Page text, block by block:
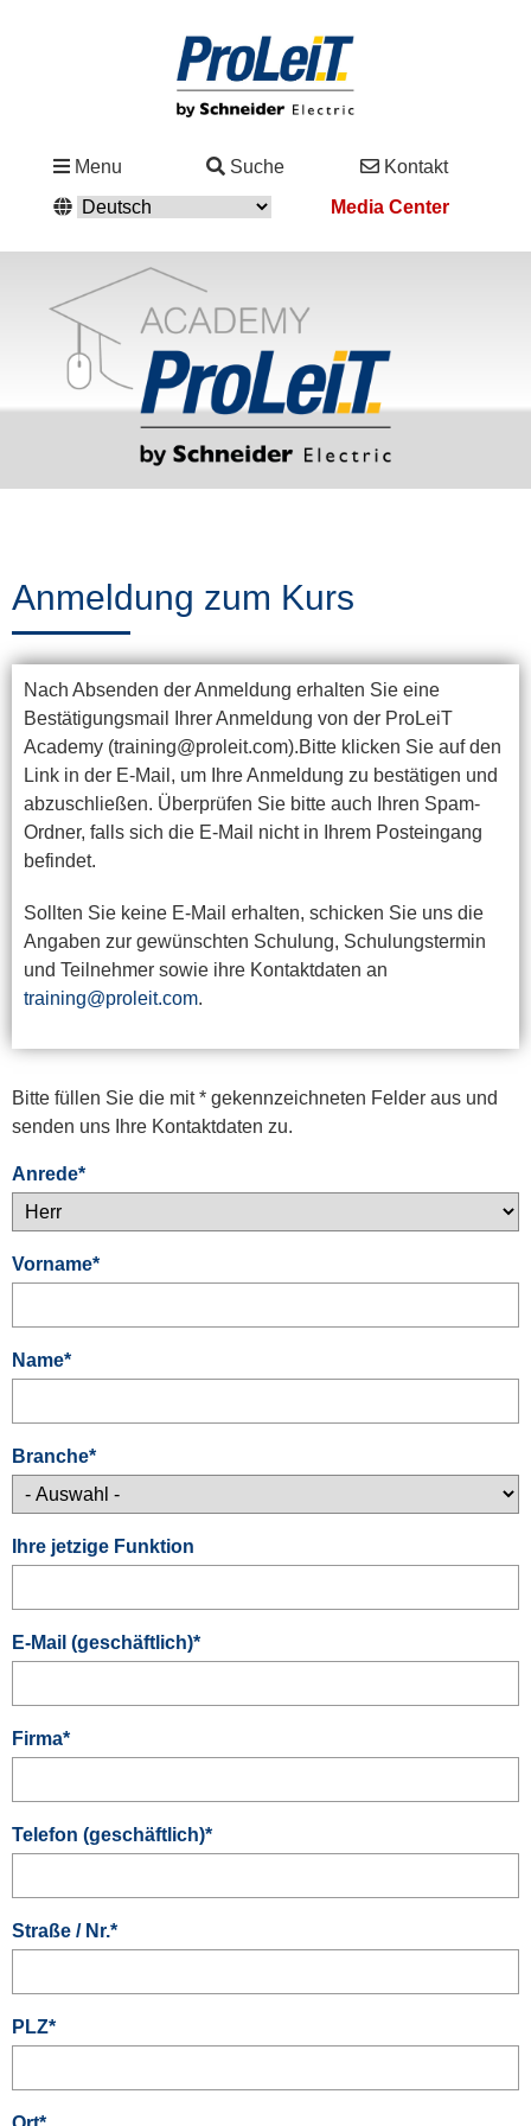
Menu Suche
Kontakt
Media Center
Lösungen
Service
Support
Academy
News
&
Events
Partner
Über
ProLeiT
Anmeldung zum Kurs
Nach Absenden der Anmeldung erhalten Sie eine
Bestätigungsmail Ihrer Anmeldung von der ProLeiT
Academy (training@proleit.com).Bitte klicken Sie auf den
Link in der E-Mail, um Ihre Anmeldung zu bestätigen und
abzuschließen. Überprüfen Sie bitte auch Ihren Spam-
Ordner, falls sich die E-Mail nicht in Ihrem Posteingang
befindet.
Sollten Sie keine E-Mail erhalten, schicken Sie uns die
Angaben zur gewünschten Schulung, Schulungstermin
und Teilnehmer sowie ihre Kontaktdaten an
training@proleit.com.
Bitte füllen Sie die mit * gekennzeichneten Felder aus und
senden uns Ihre Kontaktdaten zu.
Anrede*
Vorname*
Name*
Branche*
Ihre jetzige Funktion
E-Mail (geschäftlich)*
Firma*
Telefon (geschäftlich)*
Straße / Nr.*
PLZ*